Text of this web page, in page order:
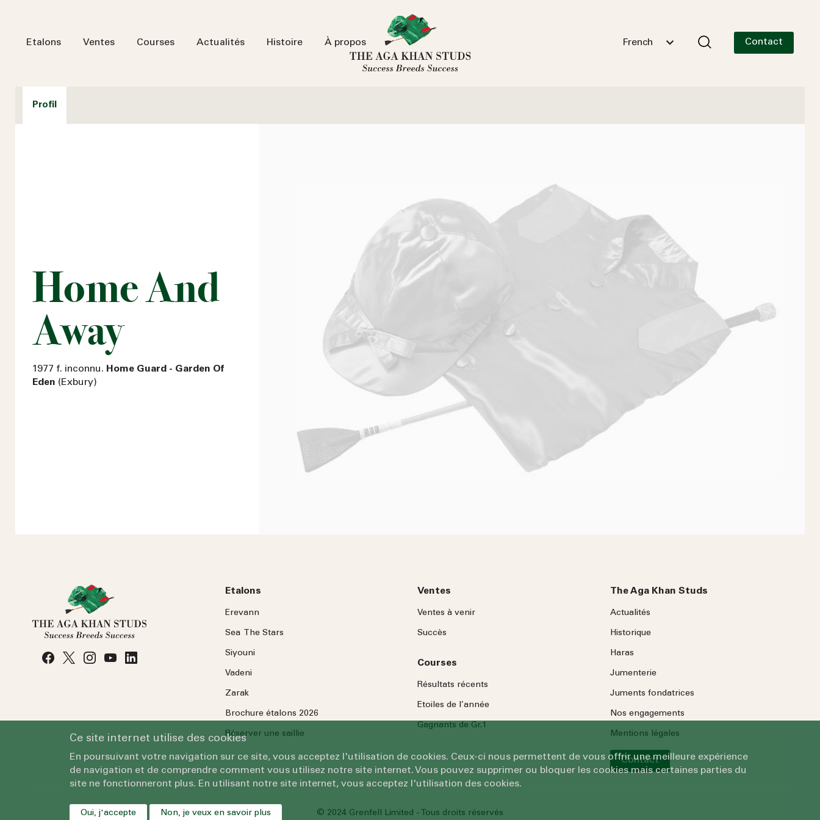
Etalons Ventes Courses Actualités Histoire À propos French Contact
Profil
Home And
Away
1977 f. inconnu. Home Guard - Garden Of
Eden (Exbury)
Etalons
Erevann
Sea TheStars
Siyouni
Vadeni
Zarak
Brochure étalons 2026
Réserver une saillie
Ventes
Ventes à venir
Succès
Courses
Résultats récents
Etoiles de l’année
Gagnants de Gr.1
The Aga Khan Studs
Actualités
Historique
Haras
Jumenterie
Juments fondatrices
Nos engagements
Mentions légales
Contact
© 2024 Grenfell Limited - Tous droits réservés
Ce site internet utilise des cookies
En poursuivant votre navigation sur ce site, vous acceptez l'utilisation de cookies. Ceux-ci nous permettent de vous offrir une meilleure expérience
de navigation et de comprendre comment vous utilisez notre site internet. Vous pouvez supprimer ou bloquer les cookies mais certaines parties du
site ne fonctionneront plus. En utilisant notre site internet, vous acceptez l'utilisation des cookies.
Oui, j'accepte Non, je veux en savoir plus